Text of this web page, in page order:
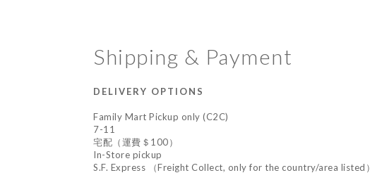
Shipping & Payment
DELIVERY OPTIONS
Family Mart Pickup only (C2C)
7-11
宅配（運費＄100）
In-Store pickup
S.F. Express （Freight Collect, only for the country/area listed）